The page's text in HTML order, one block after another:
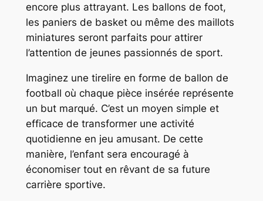
encore plus attrayant. Les ballons de foot,
les paniers de basket ou même des maillots
miniatures seront parfaits pour attirer
l’attention de jeunes passionnés de sport.
Imaginez une tirelire en forme de ballon de
football où chaque pièce insérée représente
un but marqué. C’est un moyen simple et
efficace de transformer une activité
quotidienne en jeu amusant. De cette
manière, l’enfant sera encouragé à
économiser tout en rêvant de sa future
carrière sportive.